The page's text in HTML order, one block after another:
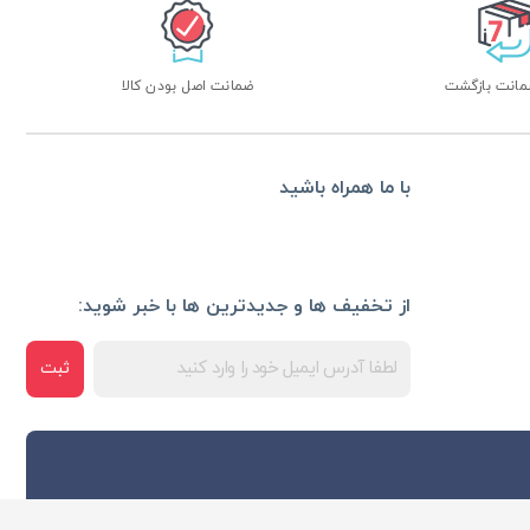
ضمانت اصل بودن کالا
از تخفیف ها و جدیدترین ها با خبر شوید:
ثبت
با ما همراه باشید